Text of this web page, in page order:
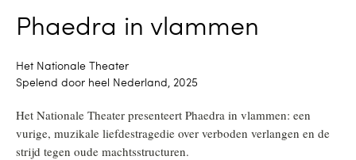
Phaedra in vlammen
Het Nationale Theater
Spelend door heel Nederland, 2025
Het Nationale Theater presenteert Phaedra in vlammen: een
vurige, muzikale liefdestragedie over verboden verlangen en de
strijd tegen oude machtsstructuren.